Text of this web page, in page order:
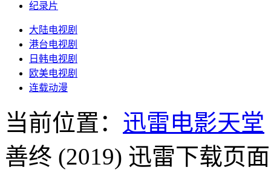
纪录片
大陆电视剧
港台电视剧
日韩电视剧
欧美电视剧
连载动漫
当前位置： 迅雷电影天堂
善终 (2019) 迅雷下载页面